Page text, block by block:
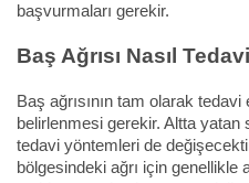
başvurmaları gerekir.
Baş Ağrısı Nasıl
Baş ağrısının tam olarak
belirlenmesi gerekir. Altta yatan
tedavi yöntemleri de
bölgesindeki ağrı için genellikle